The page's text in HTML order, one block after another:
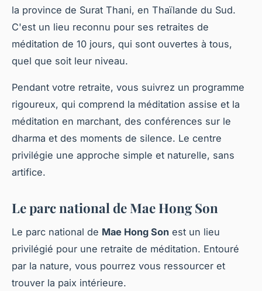
la province de Surat Thani, en Thaïlande du Sud.
C'est un lieu reconnu pour ses retraites de
méditation de 10 jours, qui sont ouvertes à tous,
quel que soit leur niveau.
Pendant votre retraite, vous suivrez un programme
rigoureux, qui comprend la méditation assise et la
méditation en marchant, des conférences sur le
dharma et des moments de silence. Le centre
privilégie une approche simple et naturelle, sans
artifice.
Le parc national de Mae Hong Son
Le parc national de Mae Hong Son est un lieu
privilégié pour une retraite de méditation. Entouré
par la nature, vous pourrez vous ressourcer et
trouver la paix intérieure.